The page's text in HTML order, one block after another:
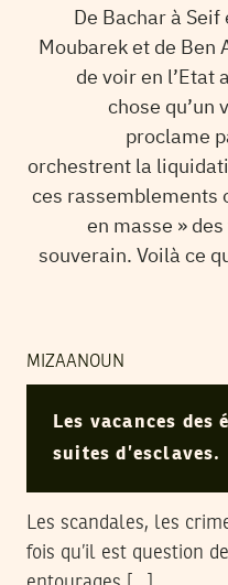
De Bachar à
Moubarek et de
de voir en l’Etat
chose qu’un
proclame
orchestrent la
ces rassemblements
en masse »
souverain. Voilà ce
MIZAANOUN
Les vacances
suites d’esclaves.
Les scandales, les
fois qu’il est question